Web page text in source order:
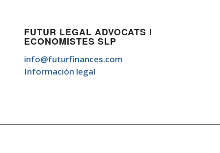
FUTUR LEGAL ADVOCATS I
ECONOMISTES SLP
info@futurfinances.com
Información legal